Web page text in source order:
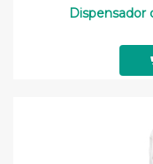
Dispensador